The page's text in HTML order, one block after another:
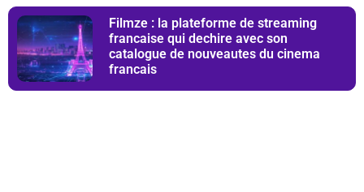
Filmze : la plateforme de streaming
francaise qui dechire avec son
catalogue de nouveautes du cinema
francais